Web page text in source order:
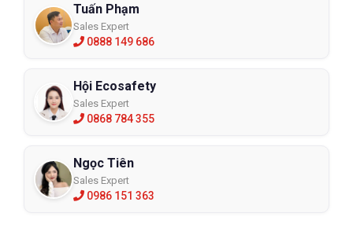
Tuấn Phạm
Sales Expert
0888 149 686
Hội Ecosafety
Sales Expert
0868 784 355
Ngọc Tiên
Sales Expert
0986 151 363